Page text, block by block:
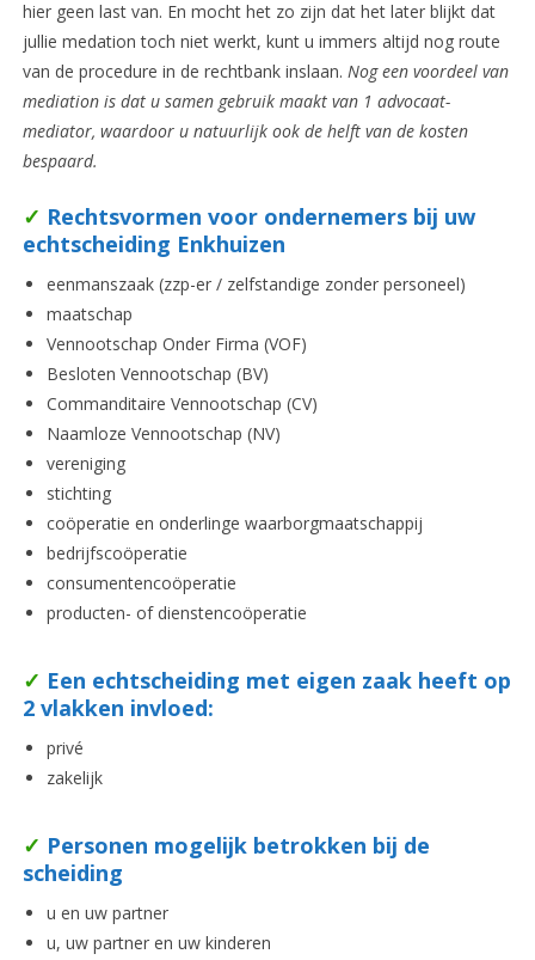
hier geen last van. En mocht het zo zijn dat het later blijkt dat
jullie medation toch niet werkt, kunt u immers altijd nog route
van de procedure in de rechtbank inslaan. Nog een voordeel van
mediation is dat u samen gebruik maakt van 1 advocaat-
mediator, waardoor u natuurlijk ook de helft van de kosten
bespaard.
✓ Rechtsvormen voor ondernemers bij uw
echtscheiding Enkhuizen
eenmanszaak (zzp-er / zelfstandige zonder personeel)
maatschap
Vennootschap Onder Firma (VOF)
Besloten Vennootschap (BV)
Commanditaire Vennootschap (CV)
Naamloze Vennootschap (NV)
vereniging
stichting
coöperatie en onderlinge waarborgmaatschappij
bedrijfscoöperatie
consumentencoöperatie
producten- of dienstencoöperatie
✓ Een echtscheiding met eigen zaak heeft op
2 vlakken invloed:
privé
zakelijk
✓ Personen mogelijk betrokken bij de
scheiding
u en uw partner
u, uw partner en uw kinderen